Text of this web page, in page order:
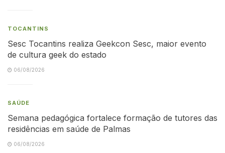
TOCANTINS
Sesc Tocantins realiza Geekcon Sesc, maior evento
de cultura geek do estado
06/08/2026
SAÚDE
Semana pedagógica fortalece formação de tutores das
residências em saúde de Palmas
06/08/2026